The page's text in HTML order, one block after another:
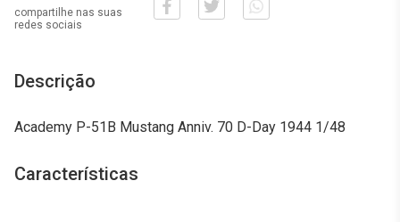
compartilhe nas suas
redes sociais
Descrição
Academy P-51B Mustang Anniv. 70 D-Day 1944 1/48
Características